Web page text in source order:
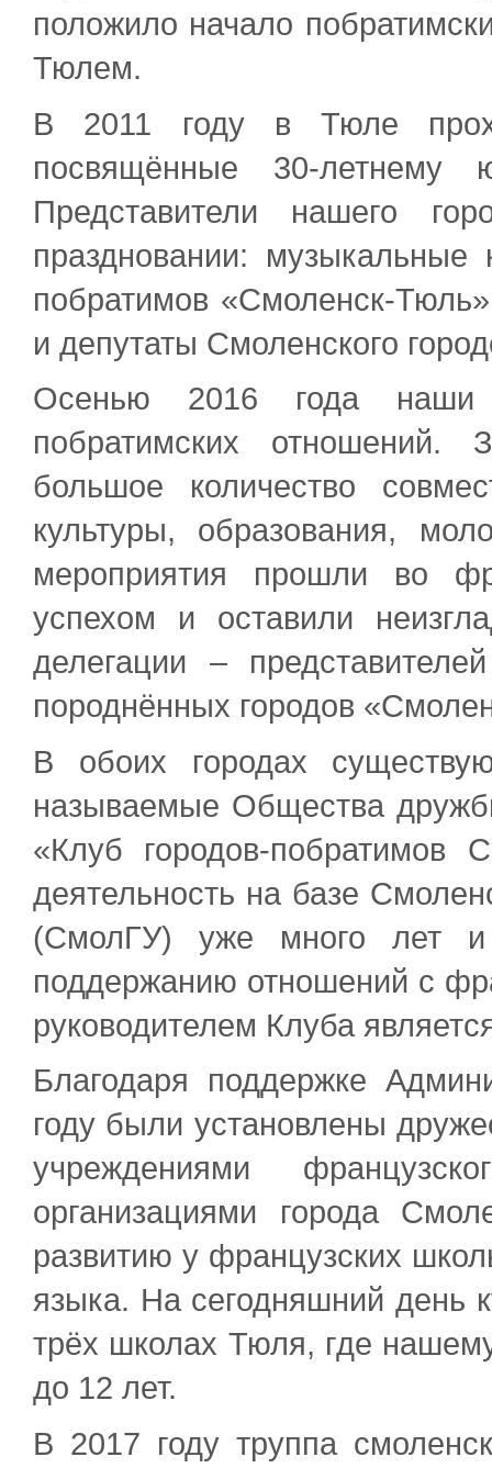
положило начало
Тюлем.
В 2011 году в Тюле
посвящённые 30-летнему
Представители нашего
праздновании: музыкальные
побратимов «Смоленск-
и депутаты Смоленского
Осенью 2016 года наши
побратимских
большое количество
культуры, образования,
мероприятия прошли во
успехом и оставили
делегации –
породнённых городов
В обоих городах
называемые Общества
«Клуб городов-побратимов
деятельность на базе
(СмолГУ) уже много лет и
поддержанию отношений с
руководителем Клуба
Благодаря поддержке
году были установлены
учреждениями
организациями города
развитию у французских
языка. На сегодняшний день
трёх школах Тюля, где
до 12 лет.
В 2017 году труппа